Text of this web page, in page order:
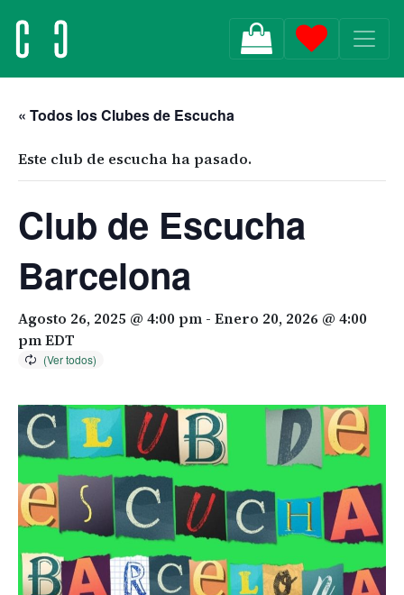
MAIN NAVIGATION
« Todos los Clubes de Escucha
Este club de escucha ha pasado.
Club de Escucha
Barcelona
Agosto 26, 2025 @ 4:00 pm - Enero 20, 2026 @ 4:00
pmEDT